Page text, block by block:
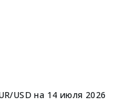
USD на 14 июля 2026